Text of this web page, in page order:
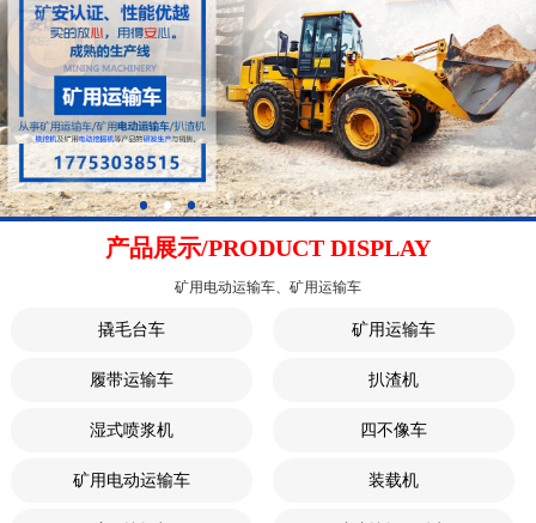
产品展示/PRODUCT DISPLAY
矿用电动运输车、矿用运输车
撬毛台车 矿用运输车
履带运输车 扒渣机
湿式喷浆机 四不像车
矿用电动运输车 装载机